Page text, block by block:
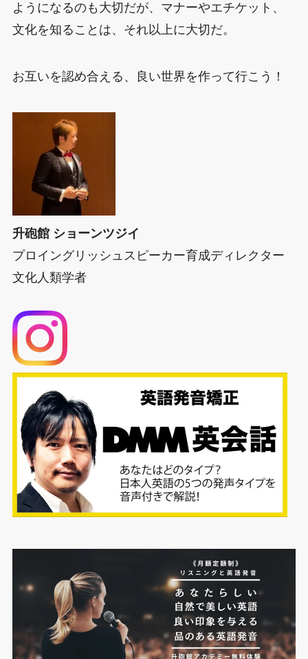
ようになるのも大切だが、マナーやエチケット、
文化を知ることは、それ以上に大切だ。
お互いを認め合える、良い世界を作って行こう！
升砲館 ショーンツジイ
プロイングリッシュスピーカー育成ディレクター
文化人類学者